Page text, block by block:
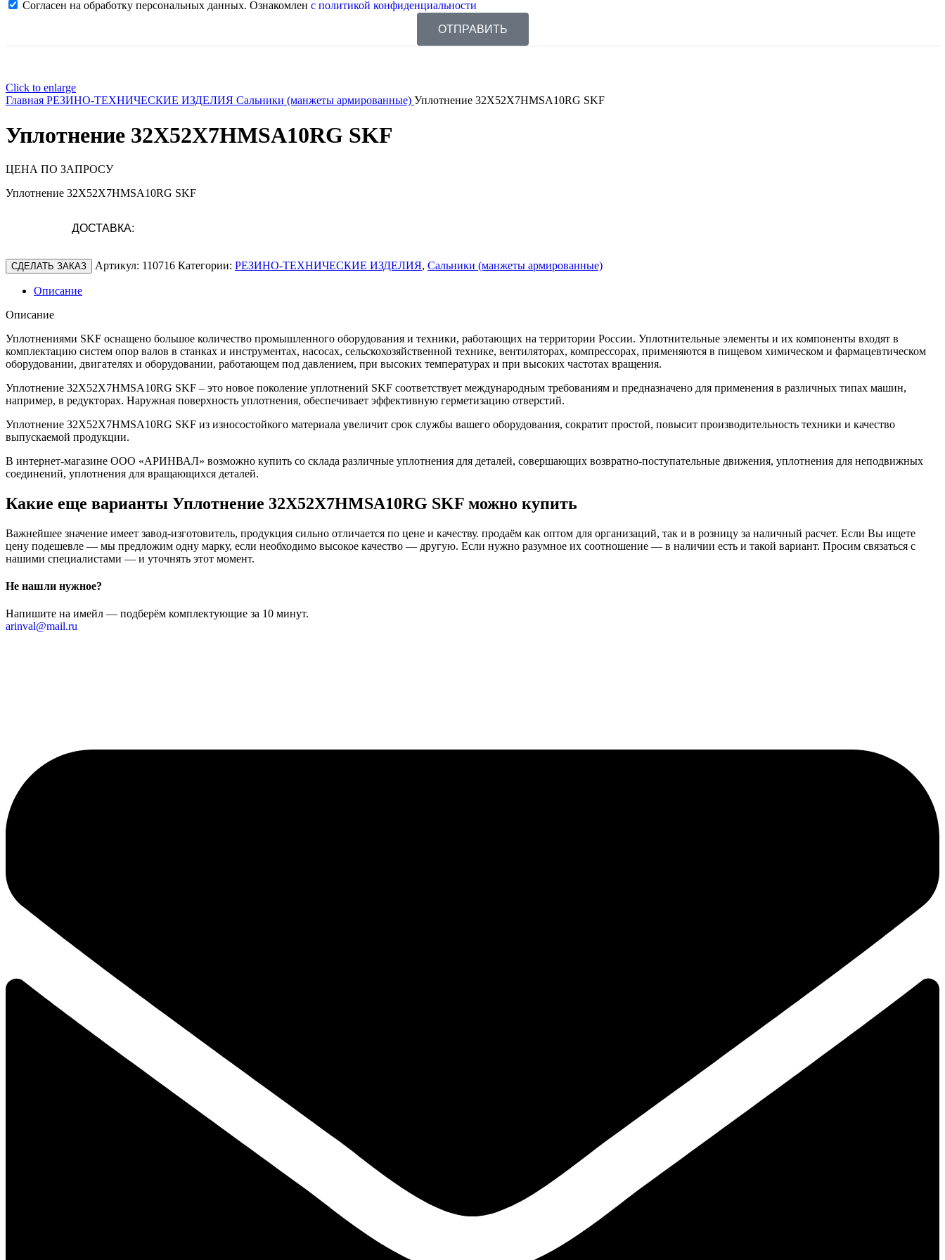
Согласен на обработку персональных данных. Ознакомлен с политикой конфиденциальности
ОТПРАВИТЬ
Click to enlarge
Главная РЕЗИНО-ТЕХНИЧЕСКИЕ ИЗДЕЛИЯ Сальники (манжеты армированные) Уплотнение 32X52X7HMSA10RG SKF
Уплотнение 32X52X7HMSA10RG SKF
ЦЕНА ПО ЗАПРОСУ
Уплотнение 32X52X7HMSA10RG SKF
ДОСТАВКА:
СДЕЛАТЬ ЗАКАЗ Артикул: 110716 Категории: РЕЗИНО-ТЕХНИЧЕСКИЕ ИЗДЕЛИЯ, Сальники (манжеты армированные)
Описание
Описание
Уплотнениями SKF оснащено большое количество промышленного оборудования и техники, работающих на территории России. Уплотнительные элементы и их компоненты входят в
комплектацию систем опор валов в станках и инструментах, насосах, сельскохозяйственной технике, вентиляторах, компрессорах, применяются в пищевом химическом и фармацевтическом
оборудовании, двигателях и оборудовании, работающем под давлением, при высоких температурах и при высоких частотах вращения.
Уплотнение 32X52X7HMSA10RG SKF – это новое поколение уплотнений SKF соответствует международным требованиям и предназначено для применения в различных типах машин,
например, в редукторах. Наружная поверхность уплотнения, обеспечивает эффективную герметизацию отверстий.
Уплотнение 32X52X7HMSA10RG SKF из износостойкого материала увеличит срок службы вашего оборудования, сократит простой, повысит производительность техники и качество
выпускаемой продукции.
В интернет-магазине ООО «АРИНВАЛ» возможно купить со склада различные уплотнения для деталей, совершающих возвратно-поступательные движения, уплотнения для неподвижных
соединений, уплотнения для вращающихся деталей.
Какие еще варианты Уплотнение 32X52X7HMSA10RG SKF можно купить
Важнейшее значение имеет завод-изготовитель, продукция сильно отличается по цене и качеству. продаём как оптом для организаций, так и в розницу за наличный расчет. Если Вы ищете
цену подешевле — мы предложим одну марку, если необходимо высокое качество — другую. Если нужно разумное их соотношение — в наличии есть и такой вариант. Просим связаться с
нашими специалистами — и уточнять этот момент.
Не нашли нужное?
Напишите на имейл — подберём комплектующие за 10 минут.
arinval@mail.ru